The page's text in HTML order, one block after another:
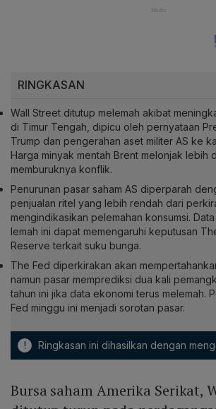
RINGKASAN
Wall Street ditutup melemah akibat
di Timur Tengah, dipicu oleh pernyataan
Trump dan pengerahan aset militer AS ke
Harga minyak mentah Brent melonjak lebih
memburuknya konflik.
Penurunan pasar saham AS diperparah
penjualan ritel yang lebih rendah dari
mengindikasikan pelemahan konsumsi.
lemah ini dapat memengaruhi keputusan
Reserve terkait suku bunga.
The Fed diperkirakan akan
namun pasar memprediksi dua kali
tahun ini jika data ekonomi terus melemah.
Fed minggu ini menjadi sorotan pasar.
! Ringkasan ini dihasilkan dengan
Bursa saham Amerika Serikat,